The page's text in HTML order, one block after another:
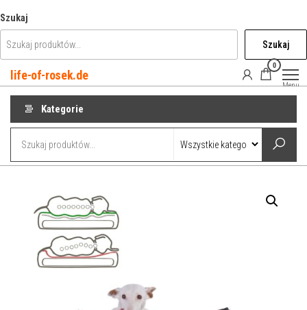
do
treści
Szukaj
Szukaj
life-of-rosek.de
0
Menu
Kategorie